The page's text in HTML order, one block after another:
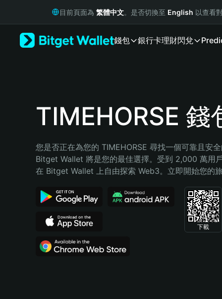
Русский
Bahasa Indonesia
Español (Argentina)
目前頁面為 繁體中文。是否切換至 English 以查看
錢包 銀行卡理財閃兌
TIMEHORSE 錢
您是否正在為您的 TIMEHORSE 尋找一個可靠且安
Bitget Wallet 將是您的最佳選擇。受到 2,000 萬用
在 Bitget Wallet 上自由探索 Web3。立即開始您的
下載